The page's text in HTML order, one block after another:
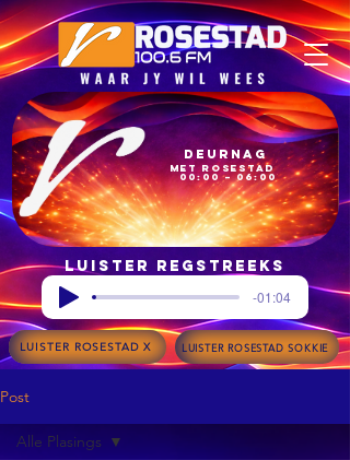
00:00 – 06:00
met Rosestad
Deurnag
Luister regstreeks
-01:04
LUISTER ROSESTAD X LUISTER ROSESTAD SOKKIE
Post
Alle Plasings